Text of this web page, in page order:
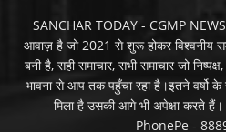
SANCHAR TODAY - CGMP
आवाज़ है जो 2021 से शुरू होकर विश्वनीय
बनी है, सही समाचार, सभी समाचार जो
भावना से आप तक पहुँचा रहा है।इतने वर्षो
मिला है उसकी आगे भी अपेक्षा करते हैं।
PhonePe -